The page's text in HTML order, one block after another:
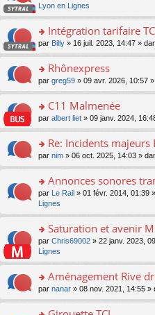
e
ré
c
e
n
lu
le
u
ré
c
e
a
n
o
n
lu
pl
s
ré
c
nt
m
e
s
s
e
n
o
n
le
u
s
ré
e
nt
s
er
le
m
e
s
g
e
n
o
lu
pl
u
ré
e
nt
Lyon en Lignes
o
n
ult
er
le
m
e
a
g
e
n
n
pl
u
ré
e
nt
Intégration tarifaire
par Billy » 16 juil. 2023, 14:47 »
o
n
ult
er
le
m
e
a
g
e
n
o
lu
u
s
ré
Rhônexpress
par greg59 » 09 avr. 2026, 10:57
o
n
ult
er
le
m
e
s
g
e
n
o
n
le
C11 Malmenée
par albert liet » 09 janv. 2024,
o
n
ult
er
le
m
e
s
s
e
n
o
n
Re: Incidents majeurs
par nim » 06 oct. 2025, 14:03 »
o
s
er
le
m
e
s
s
Annonces sonores
par Le Rail » 01 févr. 2014, 01:39
Lignes
o
s
er
le
m
Saturation et avenir
par Chris69002 » 22 janv. 2023,
Lignes
o
n
Aménagement Rive
par nanar » 08 nov. 2021, 14:55 »